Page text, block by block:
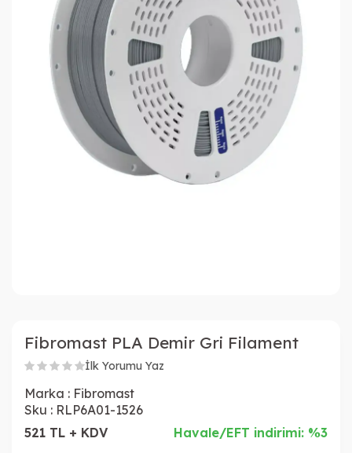
Fibromast PLA Demir Gri Filament
İlk Yorumu Yaz
Marka : Fibromast
Sku : RLP6A01-1526
521 TL + KDV
Havale/EFT indirimi: %3